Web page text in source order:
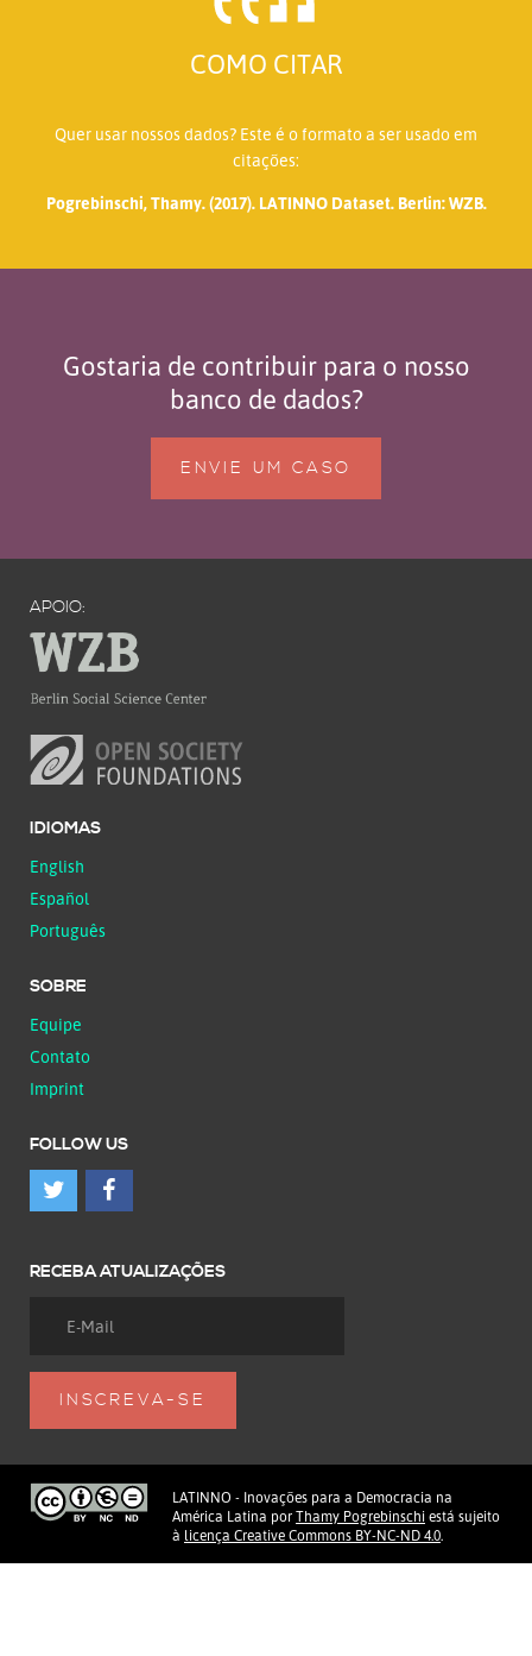
COMO CITAR
Quer usar nossos dados? Este é o formato a ser usado em
citações:
Pogrebinschi, Thamy. (2017). LATINNO Dataset. Berlin: WZB.
Gostaria de contribuir para o nosso
banco de dados?
ENVIE UM CASO
APOIO:
IDIOMAS
English
Español
Português
SOBRE
Equipe
Contato
Imprint
FOLLOW US
RECEBA ATUALIZAÇÕES
LATINNO - Inovações para a Democracia na
América Latina por Thamy Pogrebinschi está sujeito
à licença Creative Commons BY-NC-ND 4.0.